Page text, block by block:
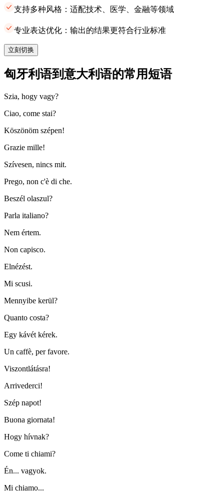
支持多种风格：适配技术、医学、金融等领域
专业表达优化：输出的结果更符合行业标准
立刻切换
匈牙利语到意大利语的常用短语
Szia, hogy vagy?
Ciao, come stai?
Köszönöm szépen!
Grazie mille!
Szívesen, nincs mit.
Prego, non c'è di che.
Beszél olaszul?
Parla italiano?
Nem értem.
Non capisco.
Elnézést.
Mi scusi.
Mennyibe kerül?
Quanto costa?
Egy kávét kérek.
Un caffè, per favore.
Viszontlátásra!
Arrivederci!
Szép napot!
Buona giornata!
Hogy hívnak?
Come ti chiami?
Én... vagyok.
Mi chiamo...